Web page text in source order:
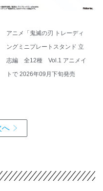
アニメ「鬼滅の刃 トレーディ
ングミニプレートスタンド 立
志編 全12種 Vol.1 アニメイ
トで 2026年09月下旬発売